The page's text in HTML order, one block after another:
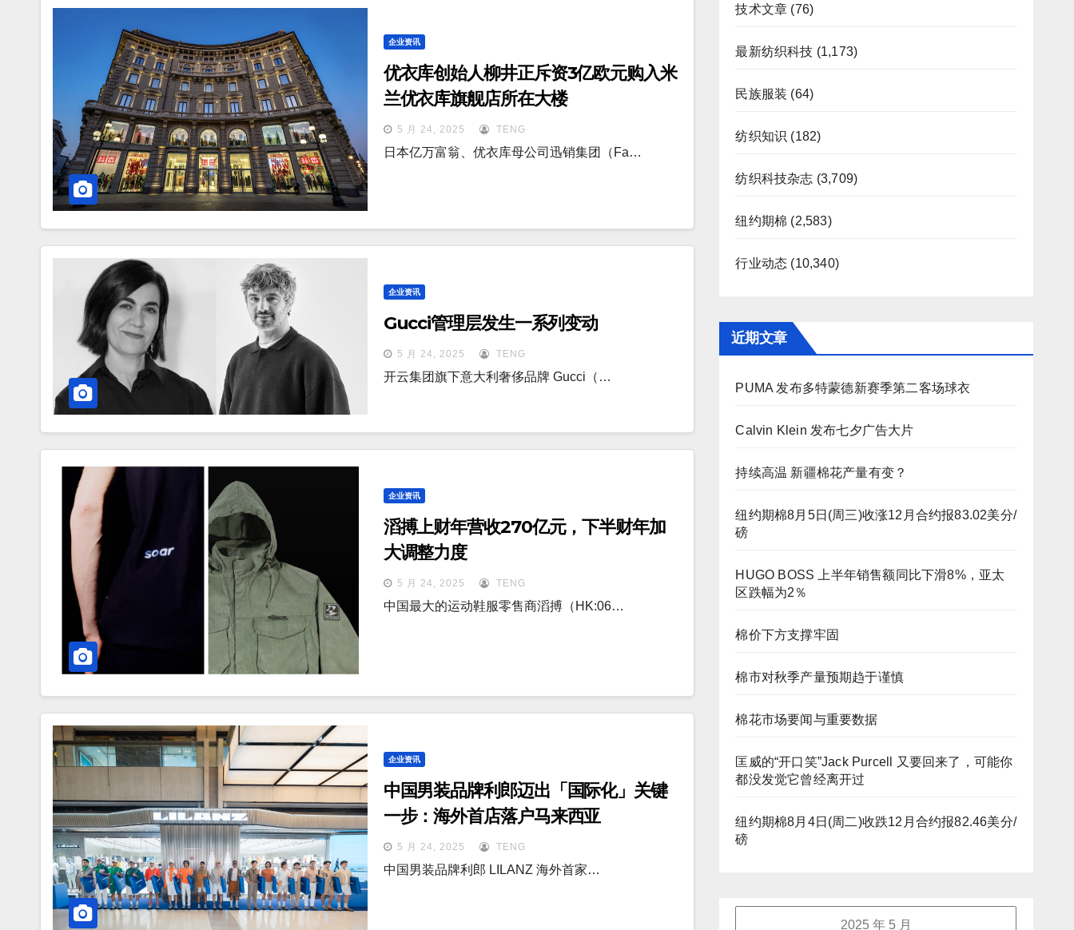
企业资讯
优衣库创始人柳井正斥资3亿欧元购入米
兰优衣库旗舰店所在大楼
5 月 24, 2025 TENG
日本亿万富翁、优衣库母公司迅销集团（Fa…
企业资讯
Gucci管理层发生一系列变动
5 月 24, 2025 TENG
开云集团旗下意大利奢侈品牌 Gucci（…
企业资讯
滔搏上财年营收270亿元，下半财年加
大调整力度
5 月 24, 2025 TENG
中国最大的运动鞋服零售商滔搏（HK:06…
企业资讯
中国男装品牌利郎迈出「国际化」关键
一步：海外首店落户马来西亚
5 月 24, 2025 TENG
中国男装品牌利郎 LILANZ 海外首家…
技术文章 (76)
最新纺织科技 (1,173)
民族服装 (64)
纺织知识 (182)
纺织科技杂志 (3,709)
纽约期棉 (2,583)
行业动态 (10,340)
近期文章
PUMA 发布多特蒙德新赛季第二客场球衣
Calvin Klein 发布七夕广告大片
持续高温 新疆棉花产量有变？
纽约期棉8月5日(周三)收涨12月合约报83.02美分/
磅
HUGO BOSS 上半年销售额同比下滑8%，亚太
区跌幅为2％
棉价下方支撑牢固
棉市对秋季产量预期趋于谨慎
棉花市场要闻与重要数据
匡威的“开口笑”Jack Purcell 又要回来了，可能你
都没发觉它曾经离开过
纽约期棉8月4日(周二)收跌12月合约报82.46美分/
磅
2025 年 5 月